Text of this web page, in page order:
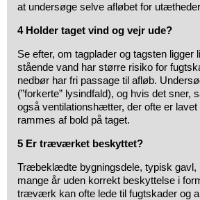
at undersøge selve afløbet for
4 Holder taget vind og vejr ude?
Se efter, om tagplader og tagsten
stående vand har større risiko for
nedbør har fri passage til afløb.
(”forkerte” lysindfald), og hvis det
også ventilationshætter, der ofte er
rammes af bold på taget.
5 Er træværket beskyttet?
Træbeklædte bygningsdele, typisk
mange år uden korrekt beskyttelse i
træværk kan ofte lede til fugtskader og